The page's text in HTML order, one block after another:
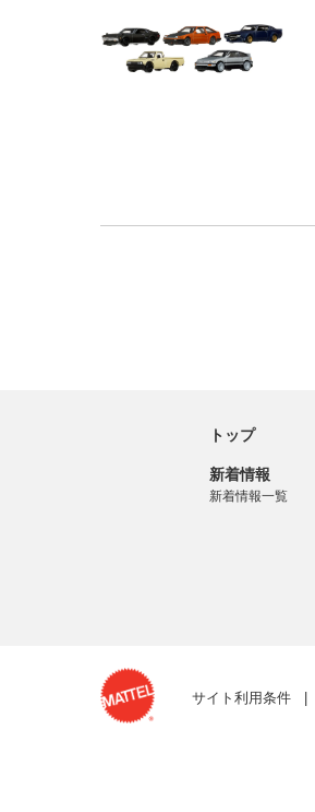
トップ
新着情報
新着情報一覧
サイト利用条件